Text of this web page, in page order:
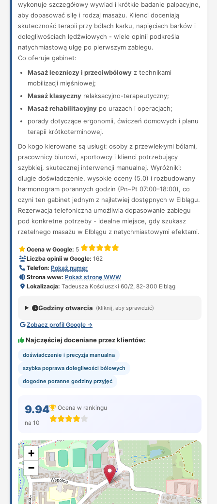
wykonuje szczegółowy wywiad i krótkie badanie palpacyjne,
aby dopasować siłę i rodzaj masażu. Klienci doceniają
skuteczność terapii przy bólach karku, napięciach barków i
dolegliwościach lędźwiowych - wiele opinii podkreśla
natychmiastową ulgę po pierwszym zabiegu.
Co oferuje gabinet:
Masaż leczniczy i przeciwbólowy z technikami
mobilizacji mięśniowej;
Masaż klasyczny relaksacyjno-terapeutyczny;
Masaż rehabilitacyjny po urazach i operacjach;
porady dotyczące ergonomii, ćwiczeń domowych i planu
terapii krótkoterminowej.
Do kogo kierowane są usługi: osoby z przewlekłymi bólami,
pracownicy biurowi, sportowcy i klienci potrzebujący
szybkiej, skutecznej interwencji manualnej. Wyróżniki:
długie doświadczenie, wysokie oceny (5.0) i rozbudowany
harmonogram porannych godzin (Pn–Pt 07:00–18:00), co
czyni ten gabinet jednym z najłatwiej dostępnych w Elblągu.
Rezerwacja telefoniczna umożliwia dopasowanie zabiegu
pod konkretne potrzeby - idealne miejsce, gdy szukasz
rzetelnego masażu w Elblągu z natychmiastowymi efektami.
Ocena w Google: 5
Liczba opinii w Google: 162
Telefon: Pokaż numer
Strona www: Pokaż stronę WWW
Lokalizacja: Tadeusza Kościuszki 60/2, 82-300 Elbląg
Godziny otwarcia (kliknij, aby sprawdzić)
Zobacz profil Google →
Najczęściej doceniane przez klientów:
doświadczenie i precyzja manualna
szybka poprawa dolegliwości bólowych
dogodne poranne godziny przyjęć
9.94
na 10
Ocena w rankingu
+
−